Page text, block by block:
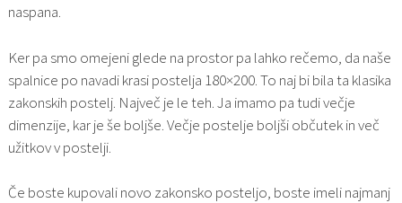
naspana.
Ker pa smo omejeni glede na prostor pa lahko rečemo, da naše
spalnice po navadi krasi postelja 180×200. To naj bi bila ta klasika
zakonskih postelj. Največ je le teh. Ja imamo pa tudi večje
dimenzije, kar je še boljše. Večje postelje boljši občutek in več
užitkov v postelji.
Če boste kupovali novo zakonsko posteljo, boste imeli najmanj